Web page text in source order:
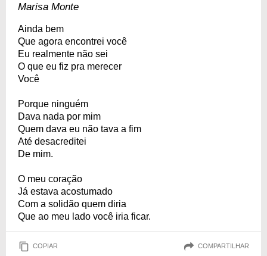
Marisa Monte
Ainda bem
Que agora encontrei você
Eu realmente não sei
O que eu fiz pra merecer
Você
Porque ninguém
Dava nada por mim
Quem dava eu não tava a fim
Até desacreditei
De mim.
O meu coração
Já estava acostumado
Com a solidão quem diria
Que ao meu lado você iria ficar.
COPIAR COMPARTILHAR